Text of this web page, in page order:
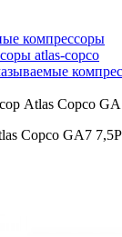
компрессоры
atlas-copco
Atlas Copco
Copco GA7